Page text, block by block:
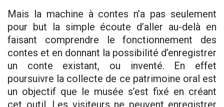
Mais la machine à contes n’a pas seulement
pour but la simple écoute d’aller au-delà en
faisant comprendre le fonctionnement des
contes et en donnant la possibilité d’enregistrer
un conte existant, ou inventé. En effet
poursuivre la collecte de ce patrimoine oral est
un objectif que le musée s’est fixé en créant